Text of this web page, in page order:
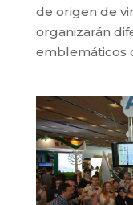
de origen de
organizarán
emblemáticos